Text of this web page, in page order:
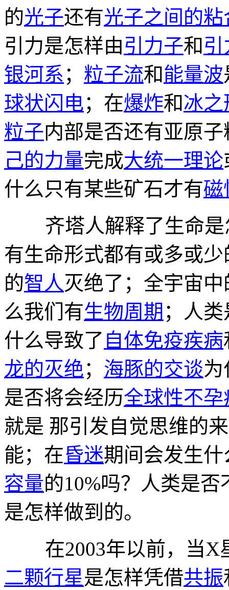
的光子还有光子之间的粘
引力是怎样由引力子和 引
银河系 ； 粒子流和能量波
球状闪电；在爆炸和冰之
粒子内部是否还有亚原
己的力量完成大统一理论
什么只有某些矿石才有磁
齐塔人解释了生命是
有生命形式都有或多或少
的智人灭绝了；全宇宙中
么我们有生物周期 ；人
什么导致了 自体免疫疾病
龙的灭绝； 海豚的交谈
是否将会经历全球性不孕
就是 那引发自觉思维的
能；在昏迷期间会发生
容量的10%吗？人类是否
是怎样做到的。
在2003年以前，当X
二颗行星是怎样凭借共振